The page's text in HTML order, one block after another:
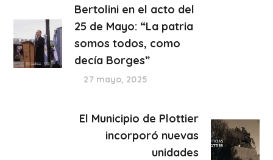
Bertolini en el acto del
25 de Mayo: “La patria
somos todos, como
decía Borges”
27 mayo, 2025
El Municipio de Plottier
incorporó nuevas
unidades